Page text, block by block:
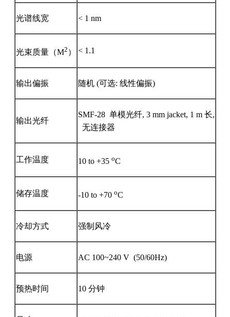
光谱线宽 < 1 nm
光束质量（M2 ） < 1.1
输出偏振 随机 (可选: 线性偏振)
输出光纤
SMF-28 单模光纤, 3 mm jacket, 1 m 长,
无连接器
工作温度 10 to +35 oC
储存温度 -10 to +70 oC
冷却方式 强制风冷
电源 AC 100~240 V (50/60Hz)
预热时间 10 分钟